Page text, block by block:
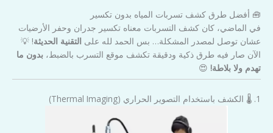
🧰 أفضل طرق كشف تسربات المياه بدون تكسير
في الماضي، كان كشف التسربات معناه تكسير جدران وحفر الأرضيات
عشان توصل لمصدر المشكلة… بس الحمد لله على التقنية الحديثة! 💡
الآن صار فيه طرق ذكية ودقيقة تكشف موقع التسرب بالضبط، بدون ما
تهدم ولا بلاطة! 😍
1. 🌡️ الكشف باستخدام التصوير الحراري (Thermal Imaging)